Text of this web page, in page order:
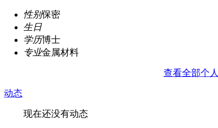
性别保密
生日
学历博士
专业金属材料
查看全部个
动态
现在还没有动态